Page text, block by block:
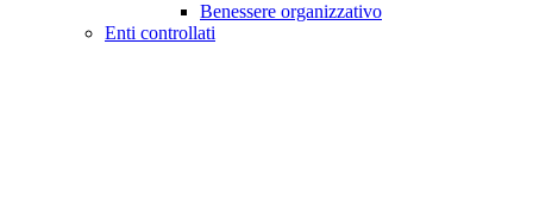
Benessere organizzativo
Enti controllati